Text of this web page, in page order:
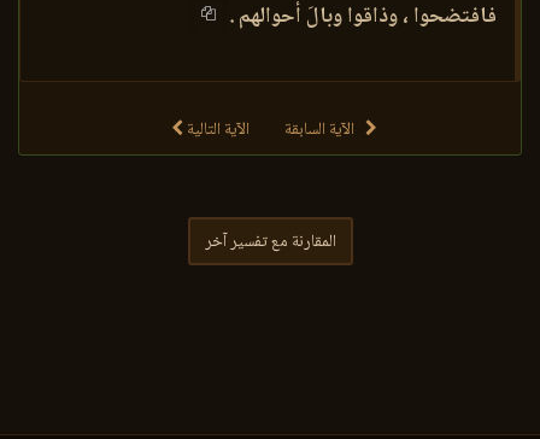
فافتضحوا ، وذاقوا وبالَ أحوالهم .
الآية السابقة الآية التالية
المقارنة مع تفسير آخر